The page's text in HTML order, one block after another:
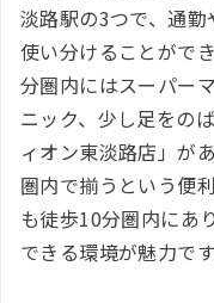
淡路駅の3つで、通
使い分けることがで
分圏内にはスーパー
ニック、少し足をの
ィオン東淡路店」が
圏内で揃うという便
も徒歩10分圏内にあ
できる環境が魅力です